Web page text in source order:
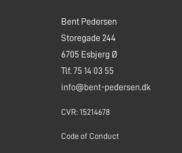
Bent Pedersen
Storegade 244
6705 Esbjerg Ø
Tlf. 75 14 03 55
info@bent-pedersen.dk
CVR: 15214678
Code of Conduct